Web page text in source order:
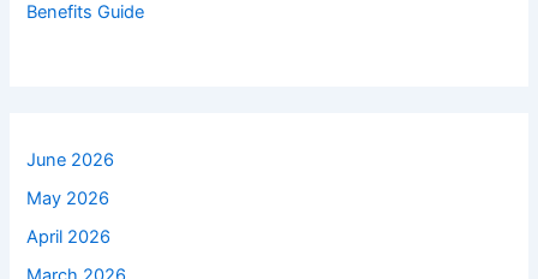
Benefits Guide
June 2026
May 2026
April 2026